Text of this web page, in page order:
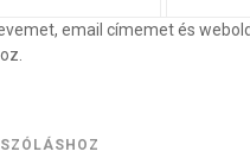
email címemet és